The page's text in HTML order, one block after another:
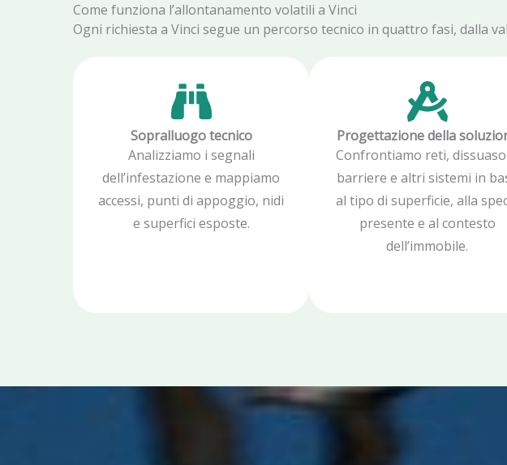
Come funziona l’allontanamento volatili a Vinci
Ogni richiesta a Vinci segue un percorso tecnico in quattro fasi, dalla
Sopralluogo tecnico
Analizziamo i segnali
dell’infestazione e mappiamo
accessi, punti di appoggio, nidi
e superfici esposte.
Progettazione della
Confrontiamo reti,
barriere e altri sistemi in
al tipo di superficie, alla
presente e al contesto
dell’immobile.